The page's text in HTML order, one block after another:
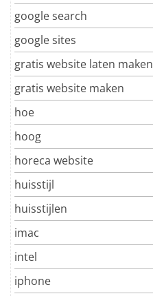
google search
google sites
gratis website laten maken
gratis website maken
hoe
hoog
horeca website
huisstijl
huisstijlen
imac
intel
iphone